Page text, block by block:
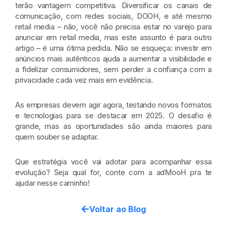
terão vantagem competitiva. Diversificar os canais de
comunicação, com redes sociais, DOOH, e até mesmo
retail media – não, você não precisa estar no varejo para
anunciar em retail media, mas este assunto é para outro
artigo – é uma ótima pedida. Não se esqueça: investir em
anúncios mais autênticos ajuda a aumentar a visibilidade e
a fidelizar consumidores, sem perder a confiança com a
privacidade cada vez mais em evidência.
As empresas devem agir agora, testando novos formatos
e tecnologias para se destacar em 2025. O desafio é
grande, mas as oportunidades são ainda maiores para
quem souber se adaptar.
Que estratégia você vai adotar para acompanhar essa
evolução? Seja qual for, conte com a adMooH pra te
ajudar nesse caminho!
Voltar ao Blog